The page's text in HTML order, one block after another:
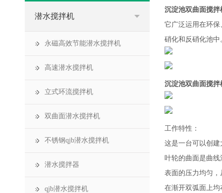
沉淀池双曲面搅拌
它广泛运用在环
硝化和反硝化池中
沉淀池双曲面搅拌
工作特性：
这是一台可以创
叶轮的曲面是曲
表面的压力均匀
在渐开双弧面上
潜水搅拌机
永磁高效节能潜水搅拌机
高速潜水搅拌机
立式环流搅拌机
双曲面潜水搅拌机
不锈钢qjb潜水搅拌机
潜水搅拌器
qjb潜水搅拌机